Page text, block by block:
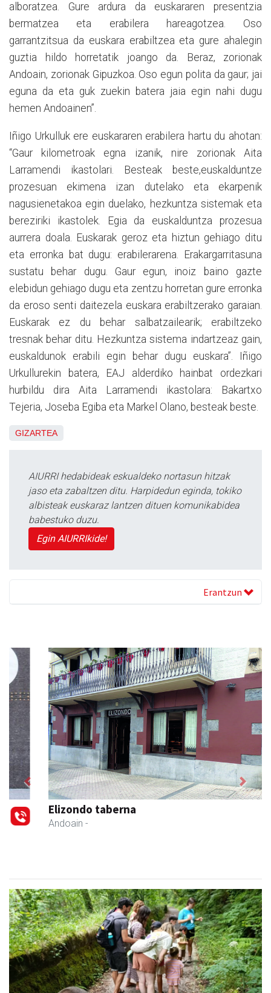
alboratzea. Gure ardura da euskararen presentzia
bermatzea eta erabilera hareagotzea. Oso
garrantzitsua da euskara erabiltzea eta gure ahalegin
guztia hildo horretatik joango da. Beraz, zorionak
Andoain, zorionak Gipuzkoa. Oso egun polita da gaur; jai
eguna da eta guk zuekin batera jaia egin nahi dugu
hemen Andoainen”.
Iñigo Urkulluk ere euskararen erabilera hartu du ahotan:
“Gaur kilometroak egna izanik, nire zorionak Aita
Larramendi ikastolari. Besteak beste,euskalduntze
prozesuan ekimena izan dutelako eta ekarpenik
nagusienetakoa egin duelako, hezkuntza sistemak eta
bereziriki ikastolek. Egia da euskalduntza prozesua
aurrera doala. Euskarak geroz eta hiztun gehiago ditu
eta erronka bat dugu: erabilerarena. Erakargarritasuna
sustatu behar dugu. Gaur egun, inoiz baino gazte
elebidun gehiago dugu eta zentzu horretan gure erronka
da eroso senti daitezela euskara erabiltzerako garaian.
Euskarak ez du behar salbatzailearik; erabiltzeko
tresnak behar ditu. Hezkuntza sistema indartzeaz gain,
euskaldunok erabili egin behar dugu euskara”. Iñigo
Urkullurekin batera, EAJ alderdiko hainbat ordezkari
hurbildu dira Aita Larramendi ikastolara: Bakartxo
Tejeria, Joseba Egiba eta Markel Olano, besteak beste.
GIZARTEA
AIURRI hedabideak eskualdeko nortasun hitzak
jaso eta zabaltzen ditu. Harpidedun eginda, tokiko
albisteak euskaraz lantzen dituen komunikabidea
babestuko duzu.
Egin AIURRIkide!
Erantzun
Elizondo taberna
Andoain -
Previous Next